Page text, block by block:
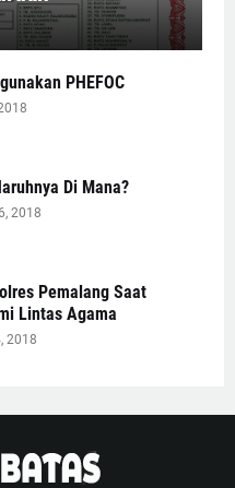
PHEFOC
Di Mana?
2018
Pemalang Saat
Lintas Agama
2018